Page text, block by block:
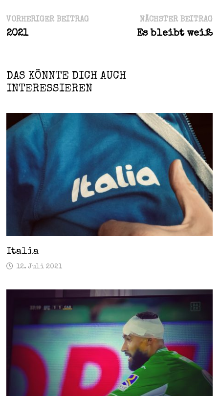
Beitragsnavigation
VORHERIGER BEITRAGVorheriger
2021
NÄCHSTER BEITRAG
Es bleibt weiß
DAS KÖNNTE DICH AUCH
INTERESSIEREN
Italia
12. Juli 2021